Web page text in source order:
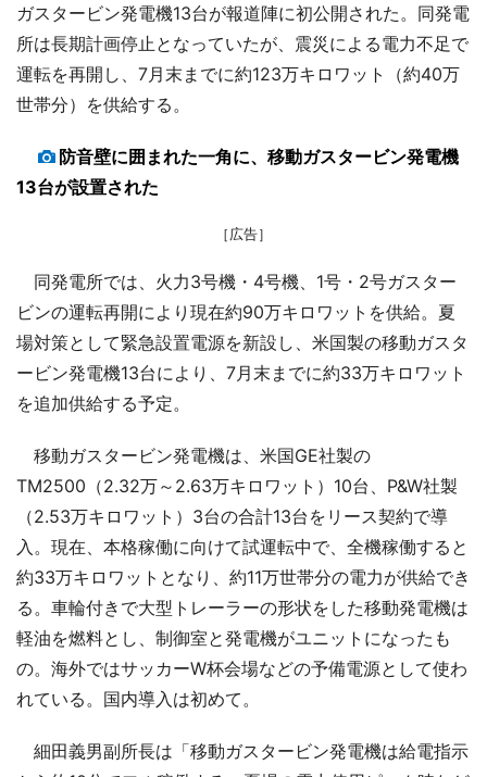
ガスタービン発電機13台が報道陣に初公開された。同発電
所は長期計画停止となっていたが、震災による電力不足で
運転を再開し、7月末までに約123万キロワット（約40万
世帯分）を供給する。
防音壁に囲まれた一角に、移動ガスタービン発電機
13台が設置された
［広告］
同発電所では、火力3号機・4号機、1号・2号ガスター
ビンの運転再開により現在約90万キロワットを供給。夏
場対策として緊急設置電源を新設し、米国製の移動ガスタ
ービン発電機13台により、7月末までに約33万キロワット
を追加供給する予定。
移動ガスタービン発電機は、米国GE社製の
TM2500（2.32万～2.63万キロワット）10台、P&W社製
（2.53万キロワット）3台の合計13台をリース契約で導
入。現在、本格稼働に向けて試運転中で、全機稼働すると
約33万キロワットとなり、約11万世帯分の電力が供給でき
る。車輪付きで大型トレーラーの形状をした移動発電機は
軽油を燃料とし、制御室と発電機がユニットになったも
の。海外ではサッカーW杯会場などの予備電源として使わ
れている。国内導入は初めて。
細田義男副所長は「移動ガスタービン発電機は給電指示